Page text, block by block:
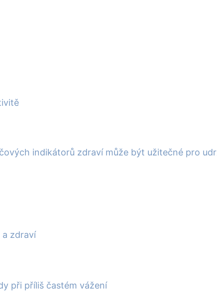
indikátorů zdraví může být užitečné pro
a zdraví
při příliš častém vážení